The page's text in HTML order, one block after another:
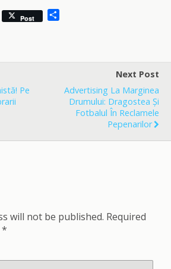
Post
e
Pe
Next Post
Advertising La Marginea
Drumului: Dragostea Și
Fotbalul În Reclamele
Pepenarilor
will not be published. Required
*